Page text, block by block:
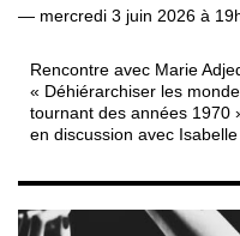
— mercredi 3 juin 2026 à
Rencontre avec Marie
« Déhiérarchiser les
tournant des années 1970
en discussion avec